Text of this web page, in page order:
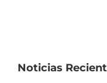
Noticias